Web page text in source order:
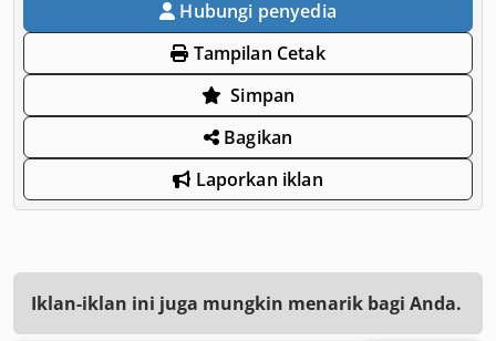
Hubungi penyedia
Tampilan Cetak
Simpan
Bagikan
Laporkan iklan
Iklan-iklan ini juga mungkin menarik bagi Anda.